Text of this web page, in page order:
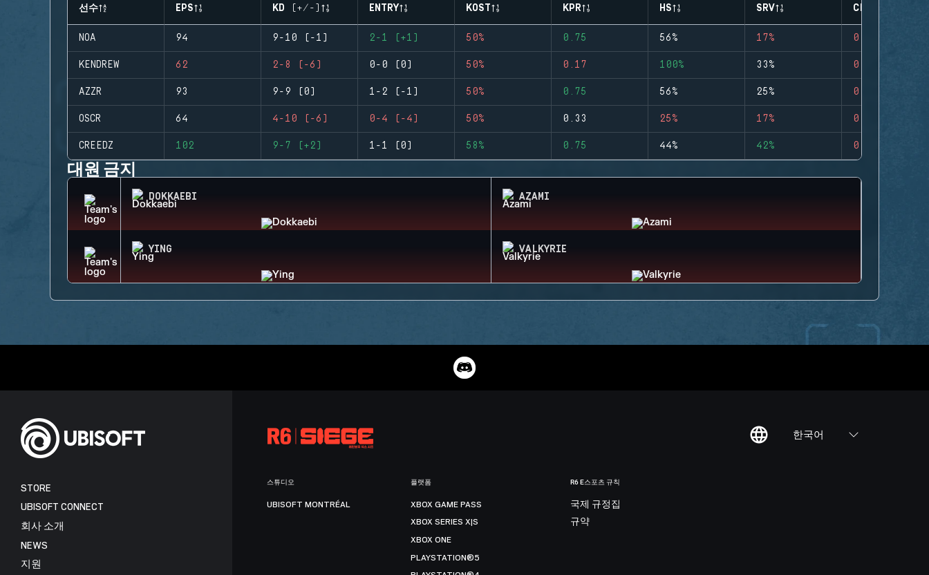
선수 EPS KD (+/-) ENTRY KOST KPR HS SRV CLUTCHES
NOA 94 9-10 (-1) 2-1 (+1) 50% 0.75 56% 17% 0
KENDREW 62 2-8 (-6) 0-0 (0) 50% 0.17 100% 33% 0
AZZR 93 9-9 (0) 1-2 (-1) 50% 0.75 56% 25% 0
OSCR 64 4-10 (-6) 0-4 (-4) 50% 0.33 25% 17% 0
CREEDZ 102 9-7 (+2) 1-1 (0) 58% 0.75 44% 42% 0
대원 금지
DOKKAEBI AZAMI
YING VALKYRIE
한국어
STORE
UBISOFT CONNECT
회사 소개
NEWS
지원
스튜디오
UBISOFT MONTRÉAL
플랫폼
XBOX GAME PASS
XBOX SERIES X|S
XBOX ONE
PLAYSTATION®5
R6 E스포츠 규칙
국제 규정집
규약